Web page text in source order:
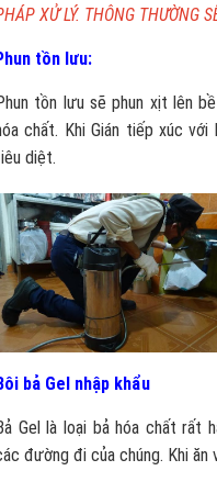
XỬ LÝ. THÔNG THƯỜNG
tồn lưu:
tồn lưu sẽ phun xịt lên
chất. Khi Gián tiếp xúc
diệt.
bả Gel nhập khẩu
Gel là loại bả hóa chất rất
đường đi của chúng. Khi ăn